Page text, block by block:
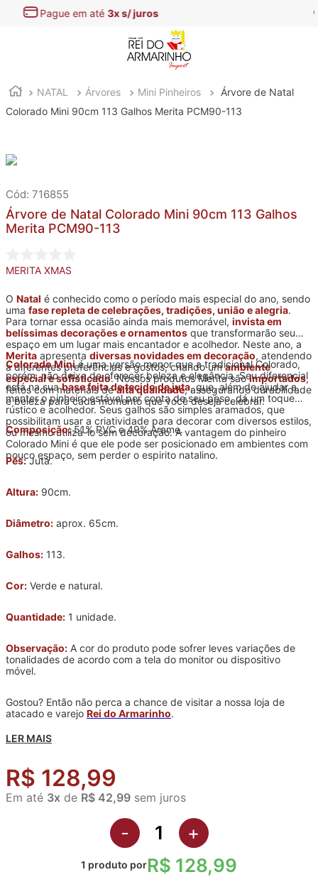
Encontre aqui as
NATAL Árvores Mini Pinheiros
Árvore de Natal
Colorado Mini 90cm 113 Galhos Merita PCM90-113
: 716855
Árvore de Natal Colorado Mini 90cm 113 Galhos
Merita PCM90-113
MERITA XMAS
O Natal é conhecido como o período mais especial do ano, sendo
uma fase repleta de celebrações, tradições, união e alegria.
Para tornar essa ocasião ainda mais memorável, invista em
belíssimas decorações e ornamentos que transformarão seu
espaço em um lugar mais encantador e acolhedor. Neste ano, a
Merita apresenta diversas novidades em decoração, atendendo
a diferentes preferências e gostos, criando umambiente
especial e sofisticado. Nossos produtos Merita sãoimportados,
feitos com materiais dealta qualidade, assegurando durabilidade
e beleza para cada momento que você deseja celebrar.
Colorado Minié uma versão menor que a tradicional Colorado,
porém, não deixa de oferecer beleza e elegância. Seu diferencial
está na suabase feita de tecido de juta, que, além de ajudar a
manter o pinheiro estável por conta de seu peso, dá um toque
rústico e acolhedor. Seus galhos são simples aramados, que
possibilitam usar a criatividade para decorar com diversos estilos,
ou mesmo utilizá-lo sem decoração. A vantagem do pinheiro
Colorado Mini é que ele pode ser posicionado em ambientes com
pouco espaço, sem perder o espirito natalino.
Composição:51% PVC e 49% Arame.
Pés:Juta.
Altura: 90cm.
Diâmetro: aprox. 65cm.
Galhos: 113.
Cor: Verde e natural.
Quantidade: 1 unidade.
Observação: A cor do produto pode sofrer leves variações de
tonalidades de acordo com a tela do monitor ou dispositivo
móvel.
Gostou? Então não perca a chance de visitar a nossa loja de
atacado e varejo Rei do Armarinho.
LER MAIS
R$ 128,99
Em até 3x de R$ 42,99 sem juros
- +
1 produto porR$ 128,99